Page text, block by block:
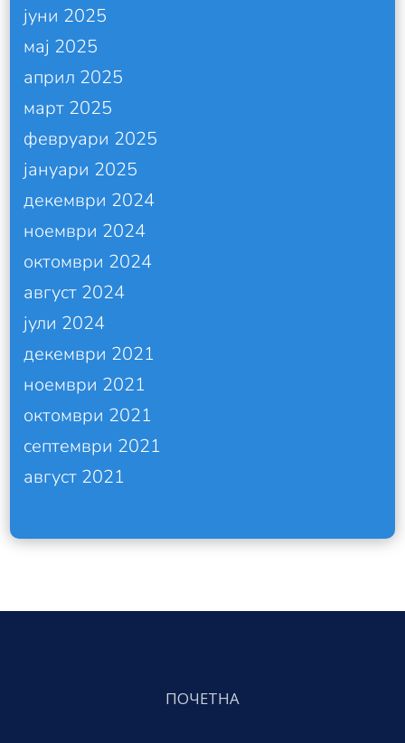
јуни 2025
мај 2025
април 2025
март 2025
февруари 2025
јануари 2025
декември 2024
ноември 2024
октомври 2024
август 2024
јули 2024
декември 2021
ноември 2021
октомври 2021
септември 2021
август 2021
ПОЧЕТНА